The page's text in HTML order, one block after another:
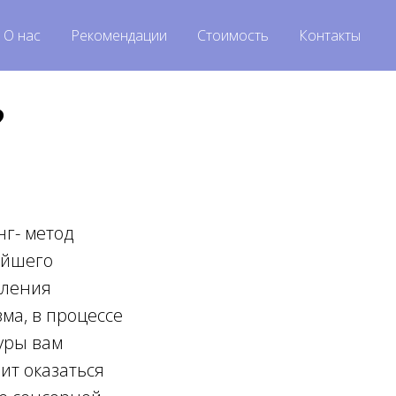
О нас Рекомендации Стоимость Контакты
метод
в процессе
вам
оказаться